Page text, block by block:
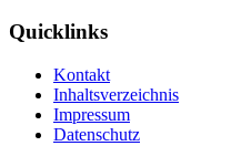
Quicklinks
Kontakt
Inhaltsverzeichnis
Impressum
Datenschutz